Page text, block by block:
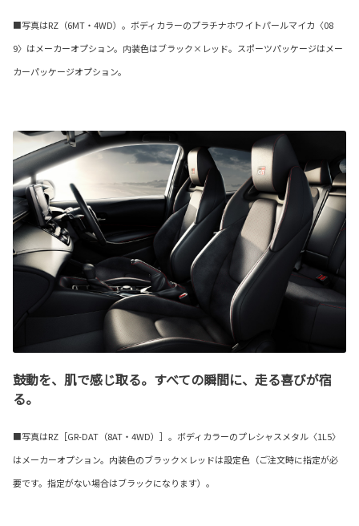
■写真はRZ（6MT・4WD）。ボディカラーのプラチナホワイトパールマイカ〈08
9〉はメーカーオプション。内装色はブラック×レッド。スポーツパッケージはメー
カーパッケージオプション。
鼓動を、肌で感じ取る。すべての瞬間に、走る喜びが宿
る。
■写真はRZ［GR-DAT（8AT・4WD）］。ボディカラーのプレシャスメタル〈1L5〉
はメーカーオプション。内装色のブラック×レッドは設定色（ご注文時に指定が必
要です。指定がない場合はブラックになります）。